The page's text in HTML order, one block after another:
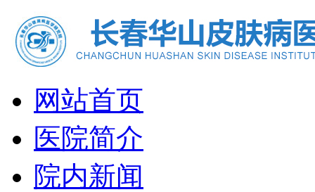
网站首页
医院简介
院内新闻